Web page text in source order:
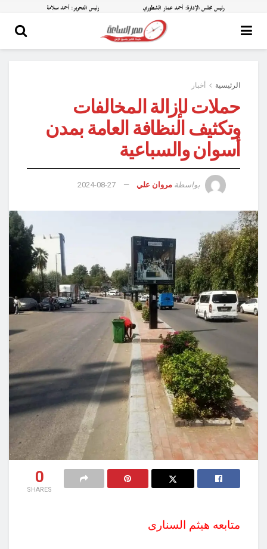
الرئيسية أخبار
حملات لإزالة المخالفات
وتكثيف النظافة العامة بمدن
أسوان والسباعية
بواسطة مروان علي 2024-08-27
0
SHARES
متابعه هيثم السنارى